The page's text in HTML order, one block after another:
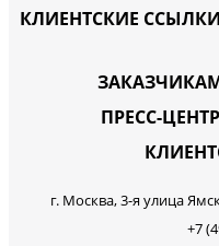
КЛИЕНТСКИЕ ССЫЛКИ
ПРЕСС-ЦЕНТР
г. Москва, 3-я улица
+7